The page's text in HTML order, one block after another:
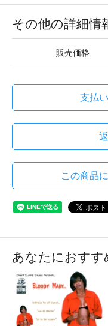
その他の詳細情
販売価格
支払
この商品
あなたにおすす